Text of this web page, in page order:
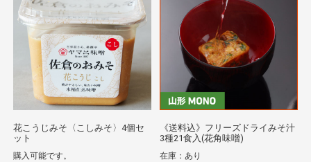
花こうじみそ〈こしみそ〉4個セ
ット
購入可能です。
《送料込》フリーズドライみそ汁
3種21食入(花角味噌)
在庫：あり